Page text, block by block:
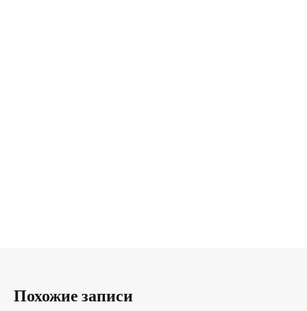
Похожие записи